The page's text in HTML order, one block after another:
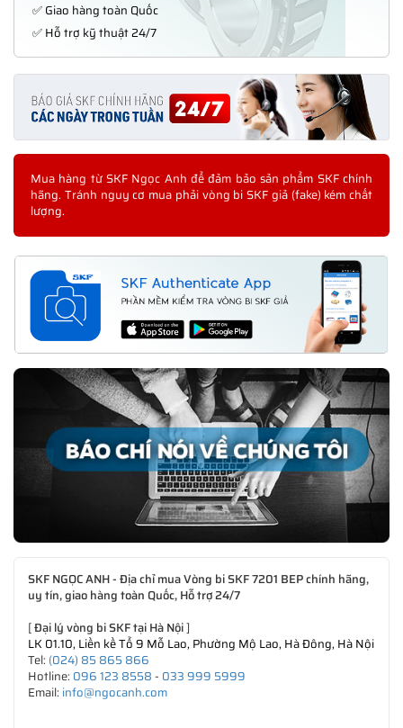
✅ Giao hàng toàn Quốc
✅ Hỗ trợ kỹ thuật 24/7
Mua hàng từ SKF Ngọc Anh để đảm bảo sản phẩm SKF chính
hãng. Tránh nguy cơ mua phải vòng bi SKF giả (fake) kém chất
lượng.
SKF NGỌC ANH - Địa chỉ mua Vòng bi SKF 7201 BEP chính hãng,
uy tín, giao hàng toàn Quốc, Hỗ trợ 24/7
[Đại lý vòng bi SKF tại Hà Nội]
LK 01.10, Liền kề Tổ 9 Mỗ Lao, Phường Mộ Lao, Hà Đông, Hà Nội
Tel: (024) 85 865 866
Hotline: 096 123 8558- 033 999 5999
Email: info@ngocanh.com